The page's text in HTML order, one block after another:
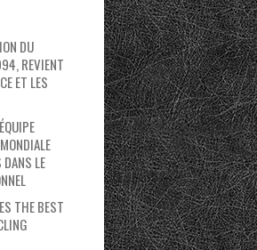
DU
REVIENT
ET LES
DANS LE
THE BEST